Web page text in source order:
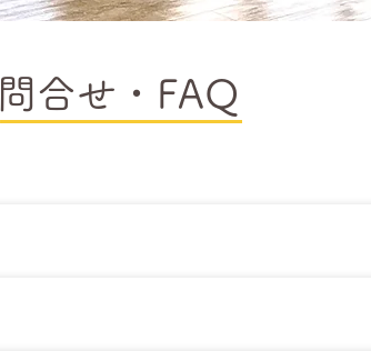
​問合せ・FAQ